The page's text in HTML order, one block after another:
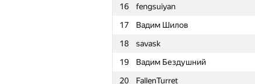
16
fengsuiyan
17
Вадим Шилов
18
savask
19
Вадим Бездушний
20
FallenTurret